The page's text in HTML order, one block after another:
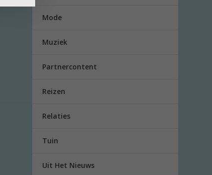
Mode
Muziek
Partnercontent
Reizen
Relaties
Tuin
Uit Het Nieuws